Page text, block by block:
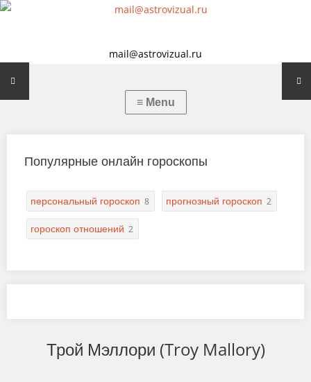
mail@astrovizual.ru
Популярные онлайн гороскопы
персональный гороскоп 8 прогнозный гороскоп 2
гороскоп отношений 2
Трой Мэллори (Troy Mallory)